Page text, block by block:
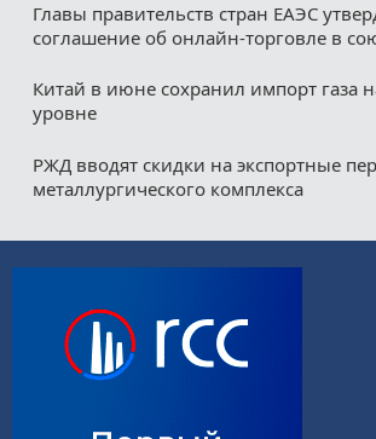
Главы правительств стран ЕАЭС
соглашение об онлайн-торговле в
Китай в июне сохранил импорт газа
уровне
РЖД вводят скидки на экспортные
металлургического комплекса